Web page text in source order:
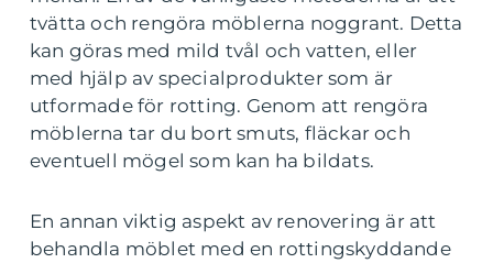
tvätta och rengöra möblerna noggrant. Detta
kan göras med mild tvål och vatten, eller
med hjälp av specialprodukter som är
utformade för rotting. Genom att rengöra
möblerna tar du bort smuts, fläckar och
eventuell mögel som kan ha bildats.
En annan viktig aspekt av renovering är att
behandla möblet med en rottingskyddande